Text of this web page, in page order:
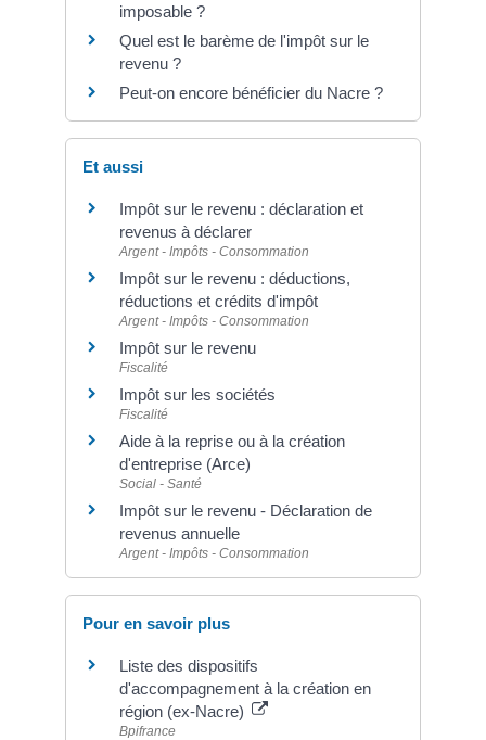
imposable ?
Quel est le barème de l'impôt sur le
revenu ?
Peut-on encore bénéficier du Nacre ?
Et aussi
Impôt sur le revenu : déclaration et
revenus à déclarer
Argent - Impôts - Consommation
Impôt sur le revenu : déductions,
réductions et crédits d'impôt
Argent - Impôts - Consommation
Impôt sur le revenu
Fiscalité
Impôt sur les sociétés
Fiscalité
Aide à la reprise ou à la création
d'entreprise (Arce)
Social - Santé
Impôt sur le revenu - Déclaration de
revenus annuelle
Argent - Impôts - Consommation
Pour en savoir plus
Liste des dispositifs
d'accompagnement à la création en
région (ex-Nacre)
Bpifrance